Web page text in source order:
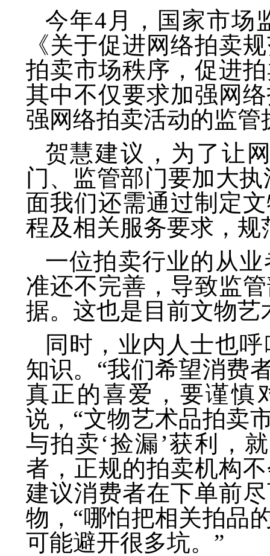
今年4月，国家市场
《关于促进网络拍卖
拍卖市场秩序，促进
其中不仅要求加强网
强网络拍卖活动的监管
贺慧建议，为了让
门、监管部门要加大
面我们还需通过制定
程及相关服务要求，规
一位拍卖行业的从
准还不完善，导致监
据。这也是目前文物
同时，业内人士也
知识。“我们希望消费
真正的喜爱，要谨慎
说，“文物艺术品拍卖
与拍卖‘捡漏’获利，
者，正规的拍卖机构
建议消费者在下单前
物，“哪怕把相关拍品
可能避开很多坑。”